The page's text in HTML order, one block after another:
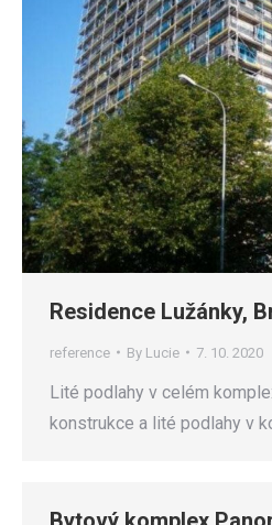
Residence Lužánky,
reference By Lucie 7. 10. 2020
Lité podlahy v celém
konstrukce a lité podlahy v